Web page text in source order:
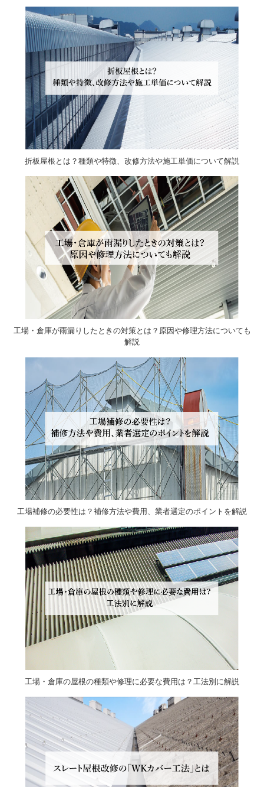
折板屋根とは？種類や特徴、改修方法や施工単価について解説
工場・倉庫が雨漏りしたときの対策とは？原因や修理方法についても
解説
工場補修の必要性は？補修方法や費用、業者選定のポイントを解説
工場・倉庫の屋根の種類や修理に必要な費用は？工法別に解説